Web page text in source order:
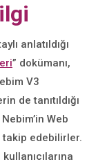
anlatıldığı
” dokümanı,
V3
de tanıtıldığı
Web
takip edebilirler.